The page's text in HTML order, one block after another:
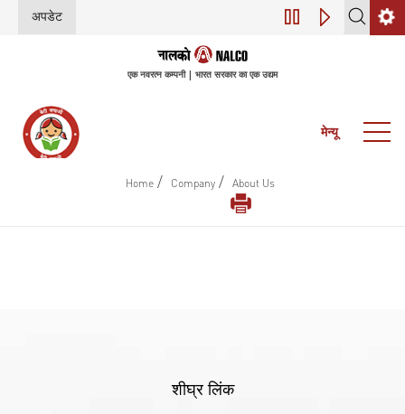
अपडेट डिजिटल परिवर्तन
एक नवरत्न कम्पनी | भारत सरकार का एक उद्यम
मेन्यू
Home / Company / About Us
शीघ्र लिंक